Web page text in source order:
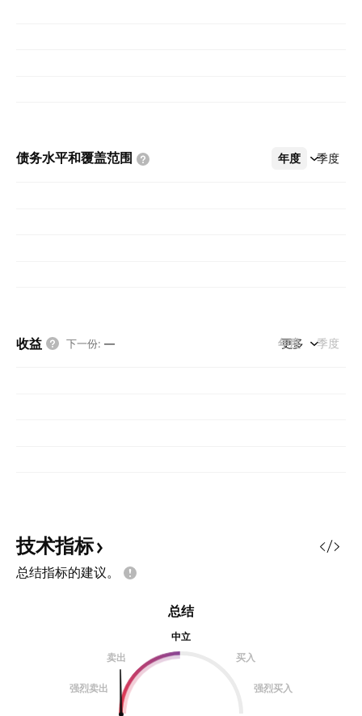
债务水平和覆盖范围 年度 季度
更多
收益 下一份: — 年度 季度
更多
技术指标
总结指标的建议。
总结
中立
卖出
买入
强烈卖出 强烈买入